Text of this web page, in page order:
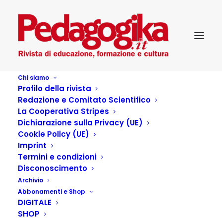
Chi siamo
Profilo della rivista
Redazione e Comitato Scientifico
La Cooperativa Stripes
Dichiarazione sulla Privacy (UE)
Cookie Policy (UE)
Imprint
Termini e condizioni
Disconoscimento
Archivio
Abbonamenti e Shop
DIGITALE
SHOP
Libero… anche grazie
alla poesia e al teatro
7 GIUGNO 2024 INPEDAGOGIKA_28_3_IMPREVISTI DENTRO IL
CARCERE | BY